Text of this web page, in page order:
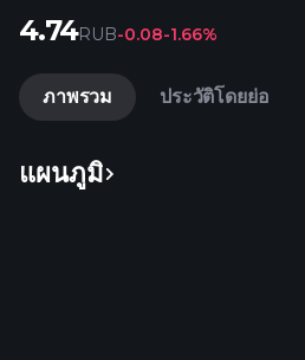
4.74RUB-0.08-1.66%
ภาพรวม ประวัติโดยย่อ
แผนภูมิ